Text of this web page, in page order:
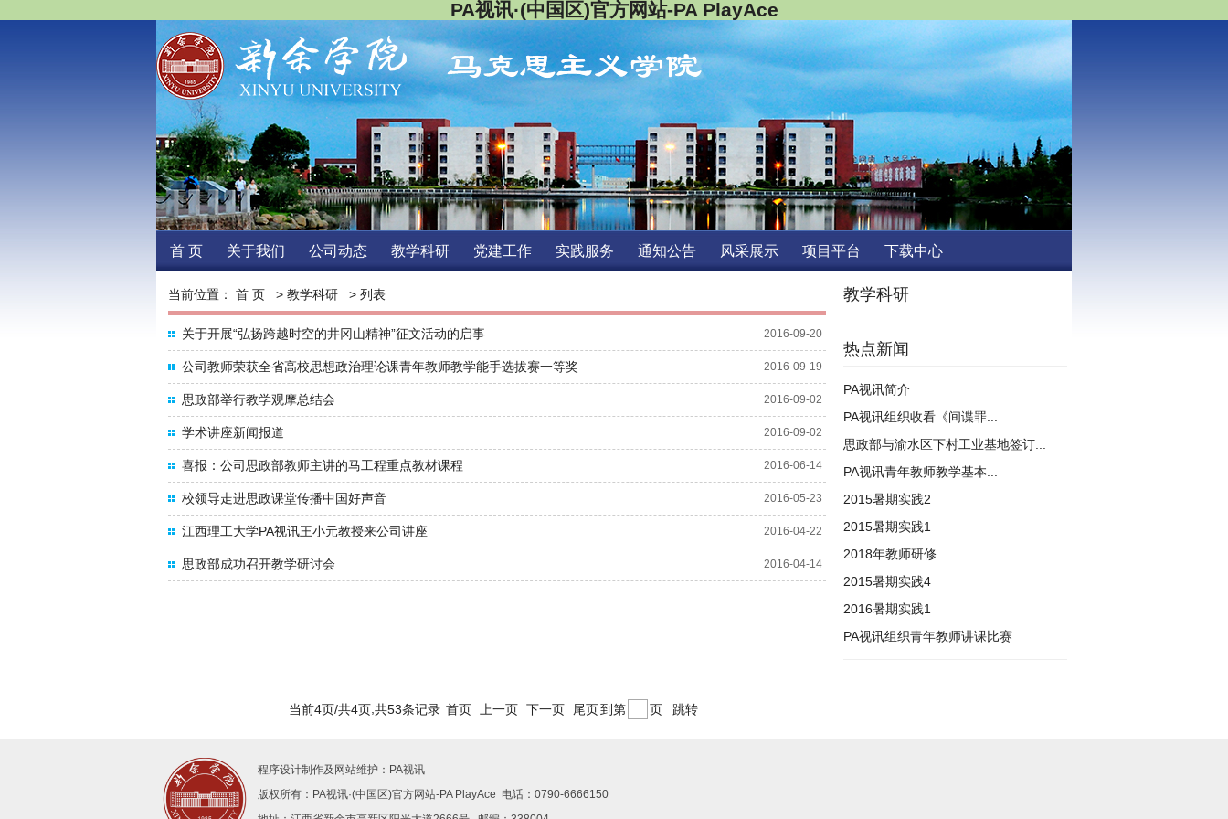
PA视讯·(中国区)官方网站-PAPlayAce
精彩载入中...
首页 关于我们 公司动态 教学科研 党建工作 实践服务 通知公告 风采展示 项目平台 下载中心
当前位置： 首页 > 教学科研 >列表
2016-09-20
关于开展“弘扬跨越时空的井冈山精神”征文活动的启事
2016-09-19
公司教师荣获全省高校思想政治理论课青年教师教学能手选拔赛一等奖
2016-09-02
思政部举行教学观摩总结会
2016-09-02
学术讲座新闻报道
2016-06-14
喜报：公司思政部教师主讲的马工程重点教材课程
2016-05-23
校领导走进思政课堂传播中国好声音
2016-04-22
江西理工大学PA视讯王小元教授来公司讲座
2016-04-14
思政部成功召开教学研讨会
当前4页/共4页 共53条记录 首页 上一页 下一页 尾页到第 页 跳转
教学科研
热点新闻
PA视讯简介
PA视讯组织收看《间谍罪...
思政部与渝水区下村工业基地签订...
PA视讯青年教师教学基本...
2015暑期实践2
2015暑期实践1
2018年教师研修
2015暑期实践4
2016暑期实践1
PA视讯组织青年教师讲课比赛
程序设计制作及网站维护：PA视讯
版权所有：PA视讯·(中国区)官方网站-PAPlayAce 电话：0790-6666150